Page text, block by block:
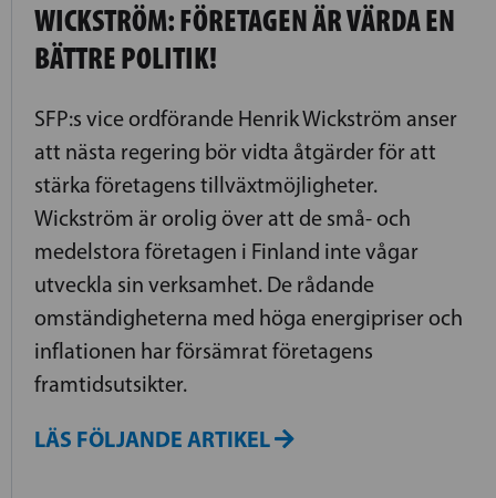
WICKSTRÖM: FÖRETAGEN ÄR VÄRDA EN
BÄTTRE POLITIK!
SFP:s vice ordförande Henrik Wickström anser
att nästa regering bör vidta åtgärder för att
stärka företagens tillväxtmöjligheter.
Wickström är orolig över att de små- och
medelstora företagen i Finland inte vågar
utveckla sin verksamhet. De rådande
omständigheterna med höga energipriser och
inflationen har försämrat företagens
framtidsutsikter.
LÄS FÖLJANDE ARTIKEL